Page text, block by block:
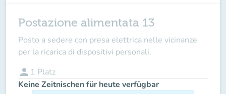
Postazione alimentata 13
Posto a sedere con presa elettrica nelle vicinanze
per la ricarica di dispositivi personali.
person 1 Platz
Keine Zeitnischen für heute verfügbar